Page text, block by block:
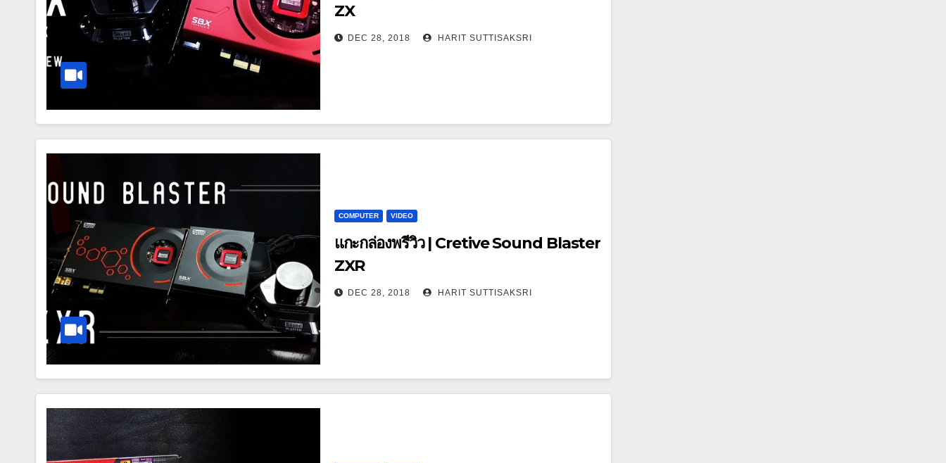
ZX
DEC 28, 2018 HARIT SUTTISAKSRI
COMPUTER VIDEO
แกะกล่องพรีวิว | Cretive Sound Blaster
ZXR
DEC 28, 2018 HARIT SUTTISAKSRI